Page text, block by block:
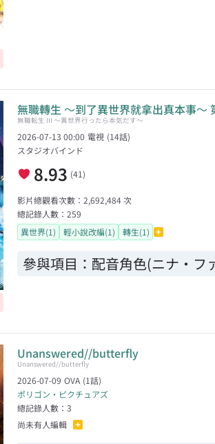
無職轉生 ～到了異世界就拿出真本事～
無職転生 III 〜異世界行ったら本気だす〜
2026-07-13 00:00 電視 (14話)
スタジオバインド
8.93 (41)
影片總觀看次數： 2,692,484次
總記錄人數： 259
異世界(1)
輕小說改編(1) 轉生(1)
參與項目： 配音角色(ニナ・フ
Unanswered//butterfly
Unanswered//butterfly
2026-07-09 OVA (1話)
ポリゴン・ピクチュアズ
總記錄人數： 3
尚未有人編輯